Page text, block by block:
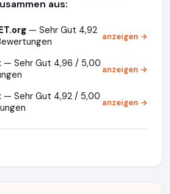
aus:
— Sehr Gut 4,92 anzeigen →
— Sehr Gut 4,96 / 5,00 anzeigen →
— Sehr Gut 4,92 / 5,00 anzeigen →